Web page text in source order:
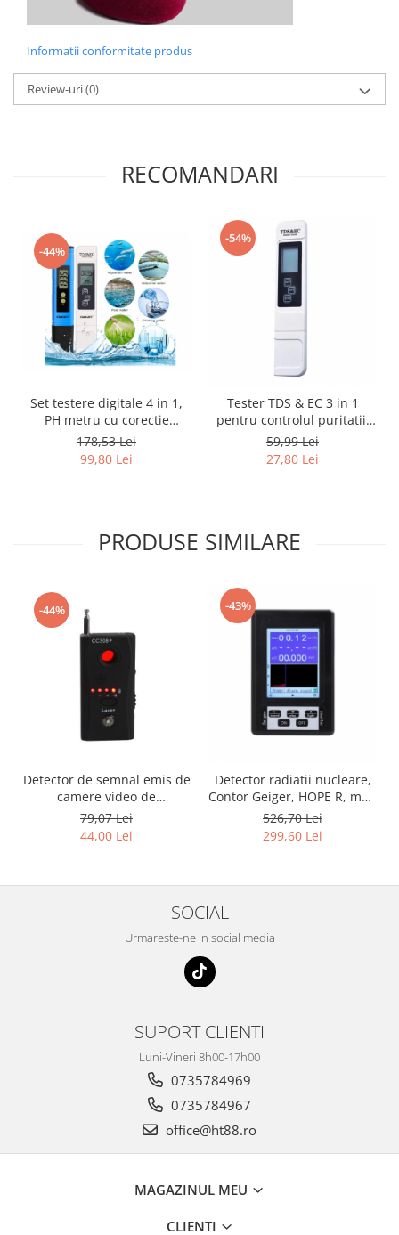
Informatii conformitate produs
Review-uri(0)
RECOMANDARI
-44%
Set testere digitale 4 in 1,
PH metru cu corectie
automata si TDS & EC,
pentru masurarea PH-ului
si calitatii apei
178,53 Lei
99,80 Lei
-54%
Tester TDS & EC 3 in 1
pentru controlul puritatii,
conductivitatii si
temperaturii apei, LCD
59,99 Lei
27,80 Lei
PRODUSE SIMILARE
-44%
Detector de semnal emis de
camere video de
supraveghere si microfoane
spion
79,07 Lei
44,00 Lei
-43%
Detector radiatii nucleare,
Contor Geiger, HOPE R, mW,
0-99.99 µSv/h, LCD, negru
526,70 Lei
299,60 Lei
SOCIAL
Urmareste-ne in social media
SUPORT CLIENTI
Luni-Vineri 8h00-17h00
0735784969
0735784967
office@ht88.ro
MAGAZINUL MEU
CLIENTI